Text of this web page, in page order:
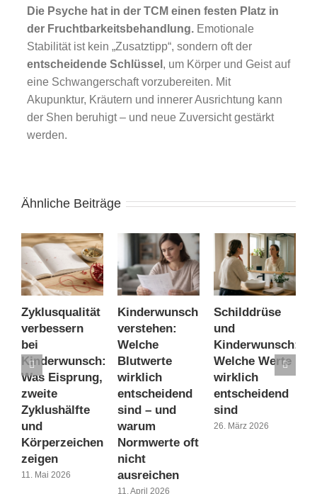
Die Psyche hat in der TCM einen festen Platz in
der Fruchtbarkeitsbehandlung.Emotionale
Stabilität ist kein „Zusatztipp“, sondern oft der
entscheidende Schlüssel , um Körper und Geist auf
eine Schwangerschaft vorzubereiten. Mit
Akupunktur, Kräutern und innerer Ausrichtung kann
der Shen beruhigt – und neue Zuversicht gestärkt
werden.
Ähnliche Beiträge
Zyklusqualität
verbessern
bei
Kinderwunsch:
Was Eisprung,
zweite
Zyklushälfte
und
Körperzeichen
zeigen
11. Mai 2026
Kinderwunsch
verstehen:
Welche
Blutwerte
wirklich
entscheidend
sind – und
warum
Normwerte oft
nicht
ausreichen
11. April 2026
Schilddrüse
und
Kinderwunsch:
Welche Werte
wirklich
entscheidend
sind
26. März 2026